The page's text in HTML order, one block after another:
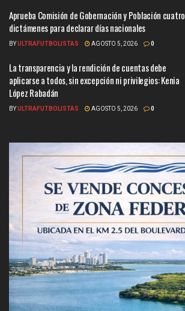
Aprueba Comisión de Gobernación y Población cuatro
dictámenes para declarar días nacionales
BYULTRAFUTBOLISTAS AGOSTO 5, 2026 0
La transparencia y la rendición de cuentas debe
aplicarse a todos, sin excepción ni privilegios: Kenia
López Rabadán
BYULTRAFUTBOLISTAS AGOSTO 5, 2026 0